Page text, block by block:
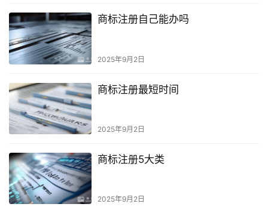
商标注册自己能办吗
2025年9月2日
商标注册最短时间
2025年9月2日
商标注册5大类
2025年9月2日